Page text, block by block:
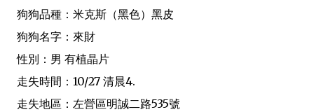
狗狗品種：米克斯（黑色）黑皮
狗狗名字：來財
性別：男 有植晶片
走失時間：10/27 清晨4.
走失地區：左營區明誠二路535號